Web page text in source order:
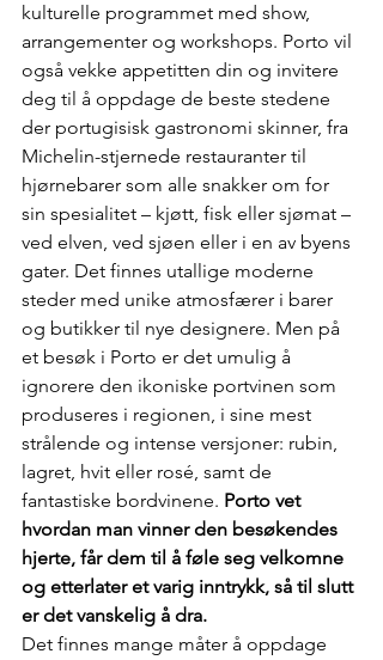
kulturelle programmet med show,
arrangementer og workshops. Porto vil
også vekke appetitten din og invitere
deg til å oppdage de beste stedene
der portugisisk gastronomi skinner, fra
Michelin-stjernede restauranter til
hjørnebarer som alle snakker om for
sin spesialitet – kjøtt, fisk eller sjømat –
ved elven, ved sjøen eller i en av byens
gater. Det finnes utallige moderne
steder med unike atmosfærer i barer
og butikker til nye designere. Men på
et besøk i Porto er det umulig å
ignorere den ikoniske portvinen som
produseres i regionen, i sine mest
strålende og intense versjoner: rubin,
lagret, hvit eller rosé, samt de
fantastiske bordvinene. Porto vet
hvordan man vinner den besøkendes
hjerte, får dem til å føle seg velkomne
og etterlater et varig inntrykk, så til slutt
er det vanskelig å dra.
Det finnes mange måter å oppdage